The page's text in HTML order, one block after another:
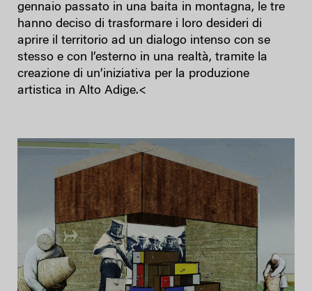
gennaio passato in una baita in montagna, le tre
hanno deciso di trasformare i loro desideri di
aprire il territorio ad un dialogo intenso con se
stesso e con l’esterno in una realtà, tramite la
creazione di un’iniziativa per la produzione
artistica in Alto Adige.<